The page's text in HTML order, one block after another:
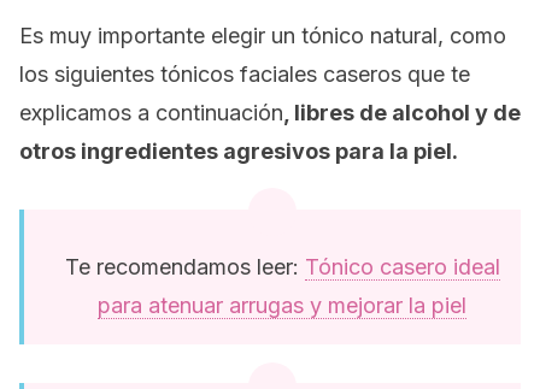
Es muy importante elegir un tónico natural, como
los siguientes tónicos faciales caseros que te
explicamos a continuación , libres de alcohol y de
otros ingredientes agresivos para la piel.
Te recomendamos leer: Tónico casero ideal
para atenuar arrugas y mejorar la piel